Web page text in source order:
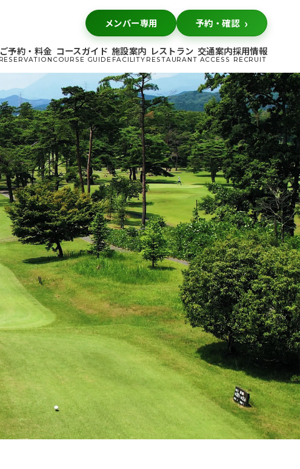
メンバー専用 予約・確認
ご予約・料金 コースガイド 施設案内 レストラン 交通案内採用情報